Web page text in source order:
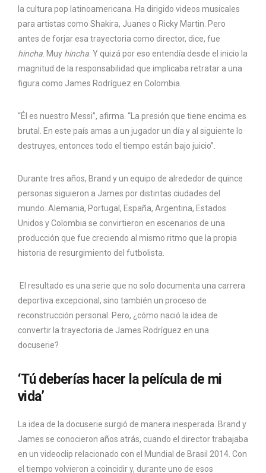
la cultura pop latinoamericana. Ha dirigido videos musicales
para artistas como Shakira, Juanes o Ricky Martin. Pero
antes de forjar esa trayectoria como director, dice, fue
hincha . Muy hincha . Y quizá por eso entendía desde el inicio la
magnitud de la responsabilidad que implicaba retratar a una
figura como James Rodríguez en Colombia.
“Él es nuestro Messi”, afirma. “La presión que tiene encima es
brutal. En este país amas a un jugador un día y al siguiente lo
destruyes, entonces todo el tiempo están bajo juicio”.
Durante tres años, Brand y un equipo de alrededor de quince
personas siguieron a James por distintas ciudades del
mundo. Alemania, Portugal, España, Argentina, Estados
Unidos y Colombia se convirtieron en escenarios de una
producción que fue creciendo al mismo ritmo que la propia
historia de resurgimiento del futbolista.
El resultado es una serie que no solo documenta una carrera
deportiva excepcional, sino también un proceso de
reconstrucción personal. Pero, ¿cómo nació la idea de
convertir la trayectoria de James Rodríguez en una
docuserie?
‘Tú deberías hacer la película de mi
vida’
La idea de la docuserie surgió de manera inesperada. Brand y
James se conocieron años atrás, cuando el director trabajaba
en un videoclip relacionado con el Mundial de Brasil 2014. Con
el tiempo volvieron a coincidir y, durante uno de esos